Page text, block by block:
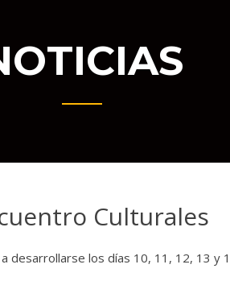
Culturales
desarrollarse los días 10, 11, 12, 13 y